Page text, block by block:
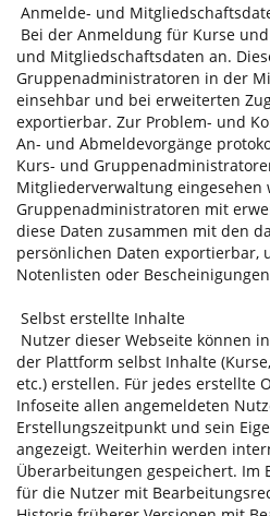
Anmelde- und
Bei der Anmeldung für Kurse
und Mitgliedschaftsdaten an.
Gruppenadministratoren in der
einsehbar und bei erweiterten
exportierbar. Zur Problem- und
An- und Abmeldevorgänge
Kurs- und
Mitgliederverwaltung eingesehen
Gruppenadministratoren mit
diese Daten zusammen mit den
persönlichen Daten exportierbar,
Notenlisten oder
Selbst erstellte Inhalte
Nutzer dieser Webseite können
der Plattform selbst Inhalte
etc.) erstellen. Für jedes erstellte
Infoseite allen angemeldeten
Erstellungszeitpunkt und sein
angezeigt. Weiterhin werden
Überarbeitungen gespeichert. Im
für die Nutzer mit